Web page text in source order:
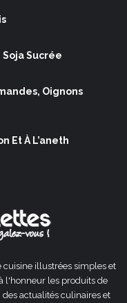
Soja Sucrée
Oignons
Et À L’aneth
cuisine illustrées simples et
l'honneur les produits de
actualités culinaires et